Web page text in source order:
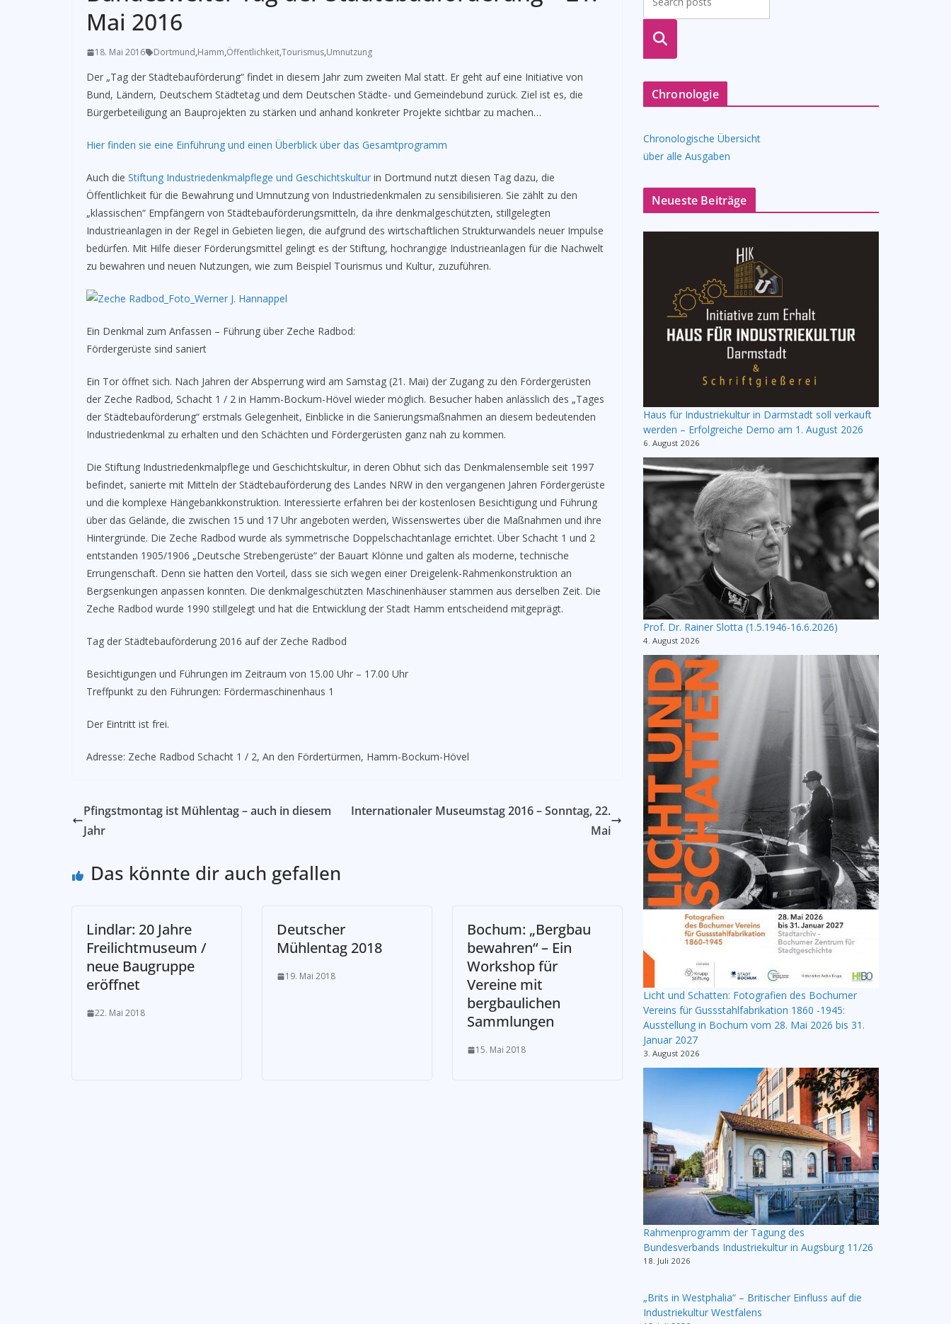
Mai 2016
18. Mai 2016 Dortmund,Hamm,Öffentlichkeit,Tourismus,Umnutzung
Der „Tag der Städtebauförderung“ findet in diesem Jahr zum zweiten Mal statt. Er geht auf eine Initiative von
Bund, Ländern, Deutschem Städtetag und dem Deutschen Städte- und Gemeindebund zurück. Ziel ist es, die
Bürgerbeteiligung an Bauprojekten zu stärken und anhand konkreter Projekte sichtbar zu machen…
Hier finden sie eine Einführung und einen Überblick über das Gesamtprogramm
Auch die Stiftung Industriedenkmalpflege und Geschichtskultur in Dortmund nutzt diesen Tag dazu, die
Öffentlichkeit für die Bewahrung und Umnutzung von Industriedenkmalen zu sensibilisieren. Sie zählt zu den
„klassischen“ Empfängern von Städtebauförderungsmitteln, da ihre denkmalgeschützten, stillgelegten
Industrieanlagen in der Regel in Gebieten liegen, die aufgrund des wirtschaftlichen Strukturwandels neuer Impulse
bedürfen. Mit Hilfe dieser Förderungsmittel gelingt es der Stiftung, hochrangige Industrieanlagen für die Nachwelt
zu bewahren und neuen Nutzungen, wie zum Beispiel Tourismus und Kultur, zuzuführen.
Ein Denkmal zum Anfassen – Führung über Zeche Radbod:
Fördergerüste sind saniert
Ein Tor öffnet sich. Nach Jahren der Absperrung wird am Samstag (21. Mai) der Zugang zu den Fördergerüsten
der Zeche Radbod, Schacht 1 / 2 in Hamm-Bockum-Hövel wieder möglich. Besucher haben anlässlich des „Tages
der Städtebauförderung“ erstmals Gelegenheit, Einblicke in die Sanierungsmaßnahmen an diesem bedeutenden
Industriedenkmal zu erhalten und den Schächten und Fördergerüsten ganz nah zu kommen.
Die Stiftung Industriedenkmalpflege und Geschichtskultur, in deren Obhut sich das Denkmalensemble seit 1997
befindet, sanierte mit Mitteln der Städtebauförderung des Landes NRW in den vergangenen Jahren Fördergerüste
und die komplexe Hängebankkonstruktion. Interessierte erfahren bei der kostenlosen Besichtigung und Führung
über das Gelände, die zwischen 15 und 17 Uhr angeboten werden, Wissenswertes über die Maßnahmen und ihre
Hintergründe. Die Zeche Radbod wurde als symmetrische Doppelschachtanlage errichtet. Über Schacht 1 und 2
entstanden 1905/1906 „Deutsche Strebengerüste“ der Bauart Klönne und galten als moderne, technische
Errungenschaft. Denn sie hatten den Vorteil, dass sie sich wegen einer Dreigelenk-Rahmenkonstruktion an
Bergsenkungen anpassen konnten. Die denkmalgeschützten Maschinenhäuser stammen aus derselben Zeit. Die
Zeche Radbod wurde 1990 stillgelegt und hat die Entwicklung der Stadt Hamm entscheidend mitgeprägt.
Tag der Städtebauförderung 2016 auf der Zeche Radbod
Besichtigungen und Führungen im Zeitraum von 15.00 Uhr – 17.00 Uhr
Treffpunkt zu den Führungen: Fördermaschinenhaus 1
Der Eintritt ist frei.
Adresse: Zeche Radbod Schacht 1 / 2, An den Fördertürmen, Hamm-Bockum-Hövel
Pfingstmontag ist Mühlentag – auch in diesem
Jahr
Internationaler Museumstag 2016 – Sonntag, 22.
Mai
Das könnte dir auch gefallen
Lindlar: 20 Jahre
Freilichtmuseum /
neue Baugruppe
eröffnet
22. Mai 2018
Deutscher
Mühlentag 2018
19. Mai 2018
Bochum: „Bergbau
bewahren“ – Ein
Workshop für
Vereine mit
bergbaulichen
Sammlungen
15. Mai 2018
suche
Chronologie
Chronologische Übersicht
über alle Ausgaben
Neueste Beiträge
Haus für Industriekultur in Darmstadt soll verkauft
werden – Erfolgreiche Demo am 1. August 2026
6. August 2026
Prof. Dr. Rainer Slotta (1.5.1946-16.6.2026)
4. August 2026
Licht und Schatten: Fotografien des Bochumer
Vereins für Gussstahlfabrikation 1860 -1945:
Ausstellung in Bochum vom 28. Mai 2026 bis 31.
Januar 2027
3. August 2026
Rahmenprogramm der Tagung des
Bundesverbands Industriekultur in Augsburg 11/26
18. Juli 2026
„Brits in Westphalia“ – Britischer Einfluss auf die
Industriekultur Westfalens